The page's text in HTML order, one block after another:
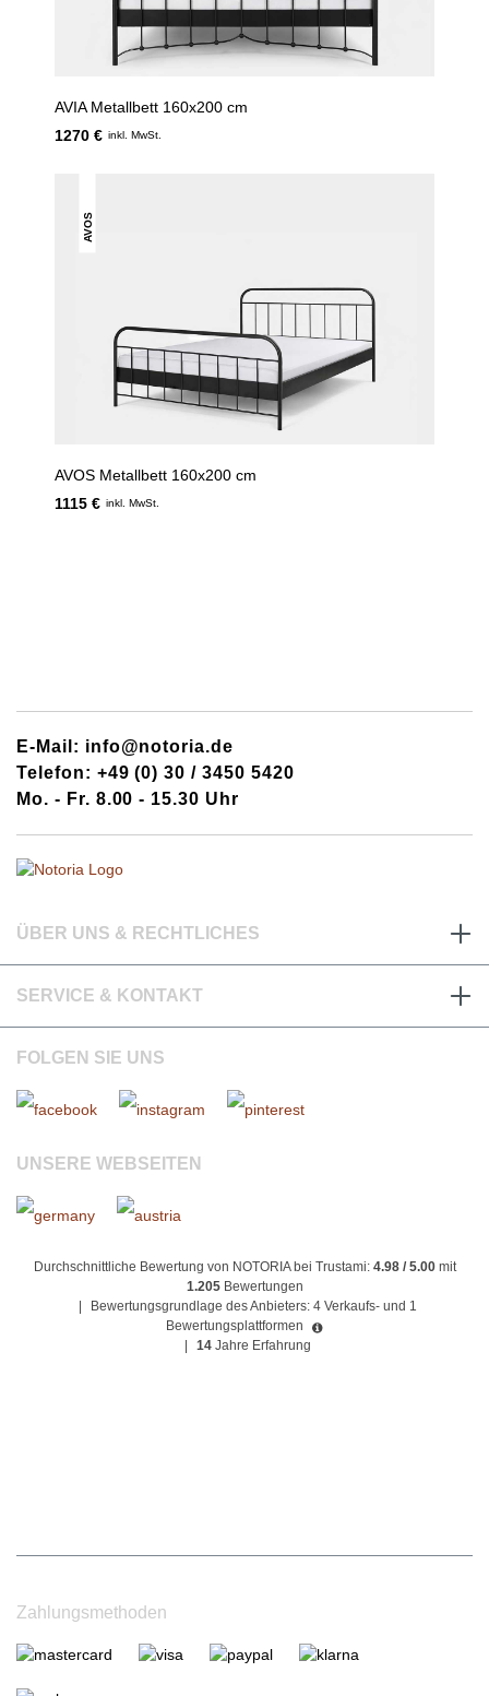
AVIA Metallbett 160x200 cm
1270 € inkl. MwSt.
AVOS
AVOS Metallbett 160x200 cm
1115 € inkl. MwSt.
E-Mail: info@notoria.de
Telefon: +49 (0) 30 / 3450 5420
Mo. - Fr. 8.00 - 15.30 Uhr
ÜBER UNS & RECHTLICHES
SERVICE & KONTAKT
FOLGEN SIE UNS
UNSERE WEBSEITEN
Durchschnittliche Bewertung von NOTORIA bei Trustami: 4.98 / 5.00mit
1.205 Bewertungen
Bewertungsgrundlage des Anbieters: 4 Verkaufs- und 1
Bewertungsplattformen
14 Jahre Erfahrung
Zahlungsmethoden